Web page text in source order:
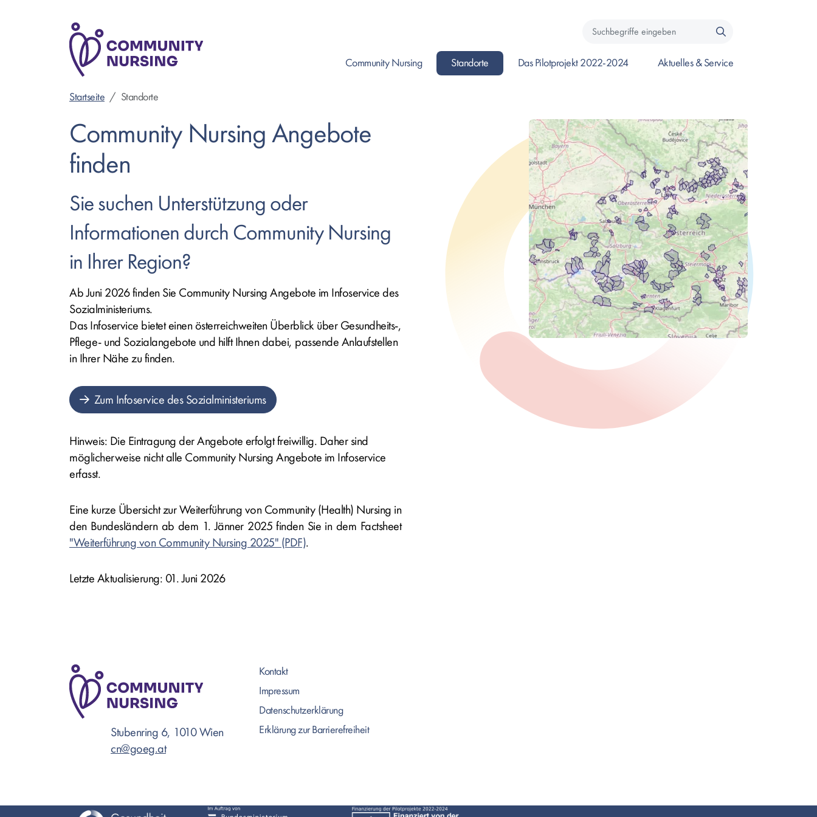
Suchbegriffe
Community Nursing
Standorte
Das Pilotprojekt 2022-2024
Aktuelles & Service
Startseite
Standorte
Community Nursing Angebote
finden
Sie suchen Unterstützung oder
Informationen durch Community Nursing
in Ihrer Region?
Ab Juni 2026 finden Sie Community Nursing Angebote im Infoservice des
Sozialministeriums.
Das Infoservice bietet einen österreichweiten Überblick über Gesundheits-,
Pflege- und Sozialangebote und hilft Ihnen dabei, passende Anlaufstellen
in Ihrer Nähe zu finden.
Zum Infoservice des Sozialministeriums
Hinweis: Die Eintragung der Angebote erfolgt freiwillig. Daher sind
möglicherweise nicht alle Community Nursing Angebote im Infoservice
erfasst.
Eine kurze Übersicht zur Weiterführung von Community (Health) Nursing in
den Bundesländern ab dem 1. Jänner 2025 finden Sie in dem Factsheet
"Weiterführung von Community Nursing 2025"
.
Letzte Aktualisierung: 01. Juni 2026
Stubenring 6, 1010 Wien
cn@goeg.at
Kontakt
Impressum
Datenschutzerklärung
Erklärung zur Barrierefreiheit